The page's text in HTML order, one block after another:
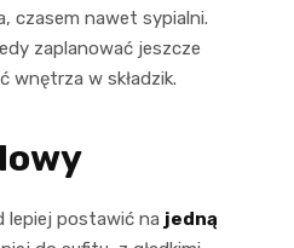
czasem nawet sypialni.
zaplanować jeszcze
wnętrza w składzik.
lepiej postawić na jedną